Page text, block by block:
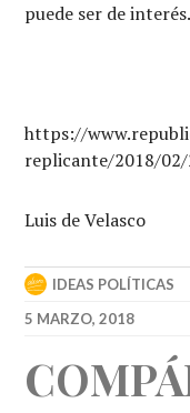
puede ser de
https://
replicante/2018/
Luis de Velasco
IDEAS POLÍTICAS
5 MARZO, 2018